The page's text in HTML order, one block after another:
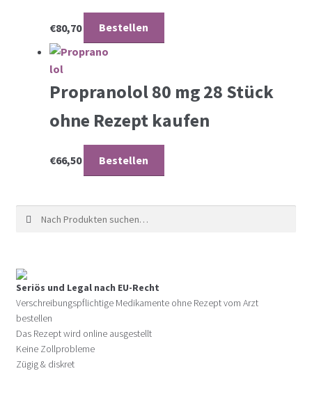
€80,70 Bestellen
Propranolol 80 mg 28 Stück
ohne Rezept kaufen
€66,50 Bestellen
Suche nach:
Seriös und Legal nach EU-Recht
Verschreibungspflichtige Medikamente ohne Rezept vom Arzt
bestellen
Das Rezept wird online ausgestellt
Keine Zollprobleme
Zügig & diskret